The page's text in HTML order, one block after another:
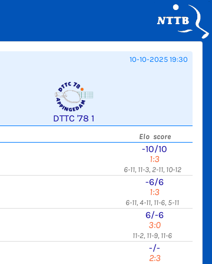
10-10-2025 19:30
DTTC '78 1
Elo score
-10/10
1:3
6-11, 11-3, 2-11, 10-12
-6/6
1:3
6-11, 4-11, 11-6, 5-11
6/-6
3:0
11-2, 11-9, 11-6
-/-
2:3